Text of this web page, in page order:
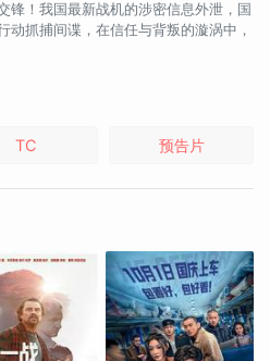
锋！我国最新战机的涉密信息外泄，国
动抓捕间谍，在信任与背叛的漩涡中，
TC 预告片